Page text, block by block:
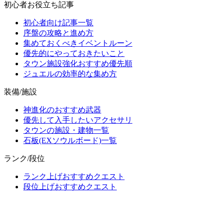
初心者お役立ち記事
初心者向け記事一覧
序盤の攻略と進め方
集めておくべきイベントルーン
優先的にやっておきたいこと
タウン施設強化おすすめ優先順
ジュエルの効率的な集め方
装備/施設
神進化のおすすめ武器
優先して入手したいアクセサリ
タウンの施設・建物一覧
石板(EXソウルボード)一覧
ランク/段位
ランク上げおすすめクエスト
段位上げおすすめクエスト